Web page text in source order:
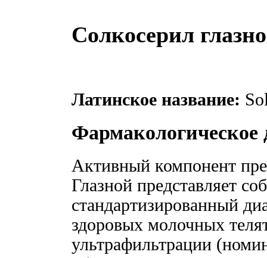
Солкосерил
Латинское название:
Фармакологическое
Активный компонент
Глазной представляет
стандартизированный
здоровых молочных
ультрафильтрации